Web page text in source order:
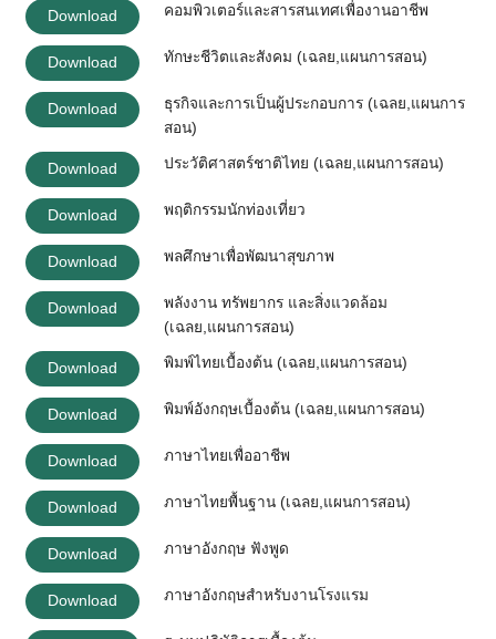
Download คอมพิวเตอร์และสารสนเทศเพื่องานอาชีพ
Download ทักษะชีวิตและสังคม (เฉลย,แผนการสอน)
Download
ธุรกิจและการเป็นผู้ประกอบการ (เฉลย,แผนการ
สอน)
Download ประวัติศาสตร์ชาติไทย (เฉลย,แผนการสอน)
Download พฤติกรรมนักท่องเที่ยว
Download พลศึกษาเพื่อพัฒนาสุขภาพ
Download
พลังงาน ทรัพยากร และสิ่งแวดล้อม
(เฉลย,แผนการสอน)
Download พิมพ์ไทยเบื้องต้น (เฉลย,แผนการสอน)
Download พิมพ์อังกฤษเบื้องต้น (เฉลย,แผนการสอน)
Download ภาษาไทยเพื่ออาชีพ
Download ภาษาไทยพื้นฐาน (เฉลย,แผนการสอน)
Download ภาษาอังกฤษ ฟังพูด
Download ภาษาอังกฤษสำหรับงานโรงแรม